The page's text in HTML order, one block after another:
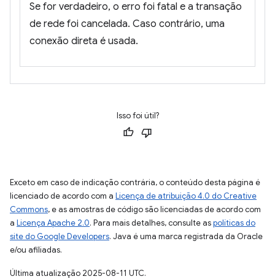
Se for verdadeiro, o erro foi fatal e a transação
de rede foi cancelada. Caso contrário, uma
conexão direta é usada.
Isso foi útil?
Exceto em caso de indicação contrária, o conteúdo desta página é
licenciado de acordo com a Licença de atribuição 4.0 do Creative
Commons, e as amostras de código são licenciadas de acordo com
a Licença Apache 2.0. Para mais detalhes, consulte aspolíticas do
site do Google Developers. Java é uma marca registrada da Oracle
e/ou afiliadas.
Última atualização 2025-08-11 UTC.